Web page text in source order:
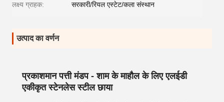
लक्ष्य ग्राहक: सरकारी/रियल एस्टेट/कला संस्थान
उत्पाद का वर्णन
प्रकाशमान पत्ती मंडप - शाम के माहौल के लिए एलईडी
एकीकृत स्टेनलेस स्टील छाया